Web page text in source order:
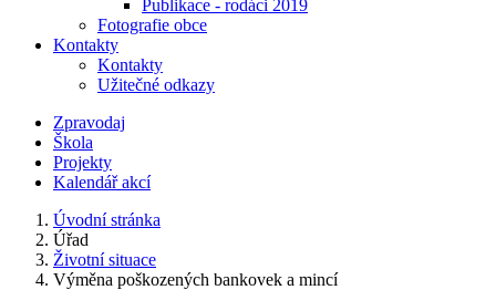
Publikace - rodáci 2019
Fotografie obce
Kontakty
Kontakty
Užitečné odkazy
Zpravodaj
Škola
Projekty
Kalendář akcí
Úvodní stránka
Úřad
Životní situace
Výměna poškozených bankovek a mincí